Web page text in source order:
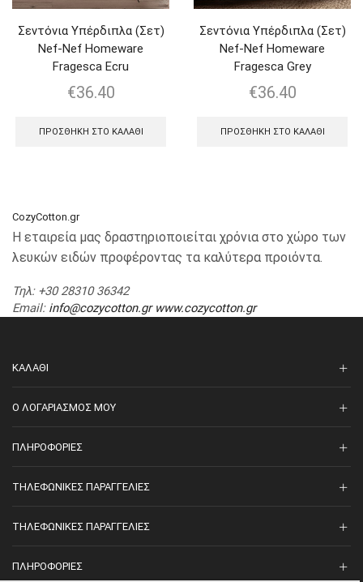
Σεντόνια Υπέρδιπλα (Σετ)
Nef-Nef Homeware
Fragesca Ecru
€36.40
ΠΡΟΣΘΉΚΗ ΣΤΟ ΚΑΛΆΘΙ
Σεντόνια Υπέρδιπλα (Σετ)
Nef-Nef Homeware
Fragesca Grey
€36.40
ΠΡΟΣΘΉΚΗ ΣΤΟ ΚΑΛΆΘΙ
CozyCotton.gr
Η εταιρεία μας δραστηριοποιείται χρόνια στο χώρο των
λευκών ειδών προφέροντας τα καλύτερα προιόντα.
Τηλ: +30 28310 36342
Email: info@cozycotton.gr www.cozycotton.gr
ΚΑΛΆΘΙ
O ΛΟΓΑΡΙΑΣΜΌΣ ΜΟΥ
ΠΛΗΡΟΦΟΡΊΕΣ
ΤΗΛΕΦΩΝΙΚΈΣ ΠΑΡΑΓΓΕΛΊΕΣ
ΤΗΛΕΦΩΝΙΚΈΣ ΠΑΡΑΓΓΕΛΊΕΣ
ΠΛΗΡΟΦΟΡΊΕΣ